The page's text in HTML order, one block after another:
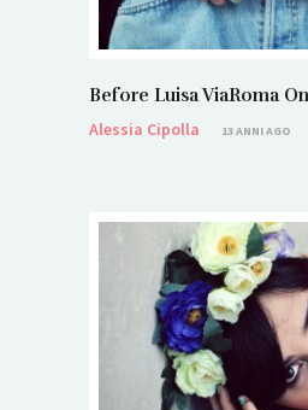
Before Luisa ViaRoma
Alessia Cipolla
13 ANNI AGO